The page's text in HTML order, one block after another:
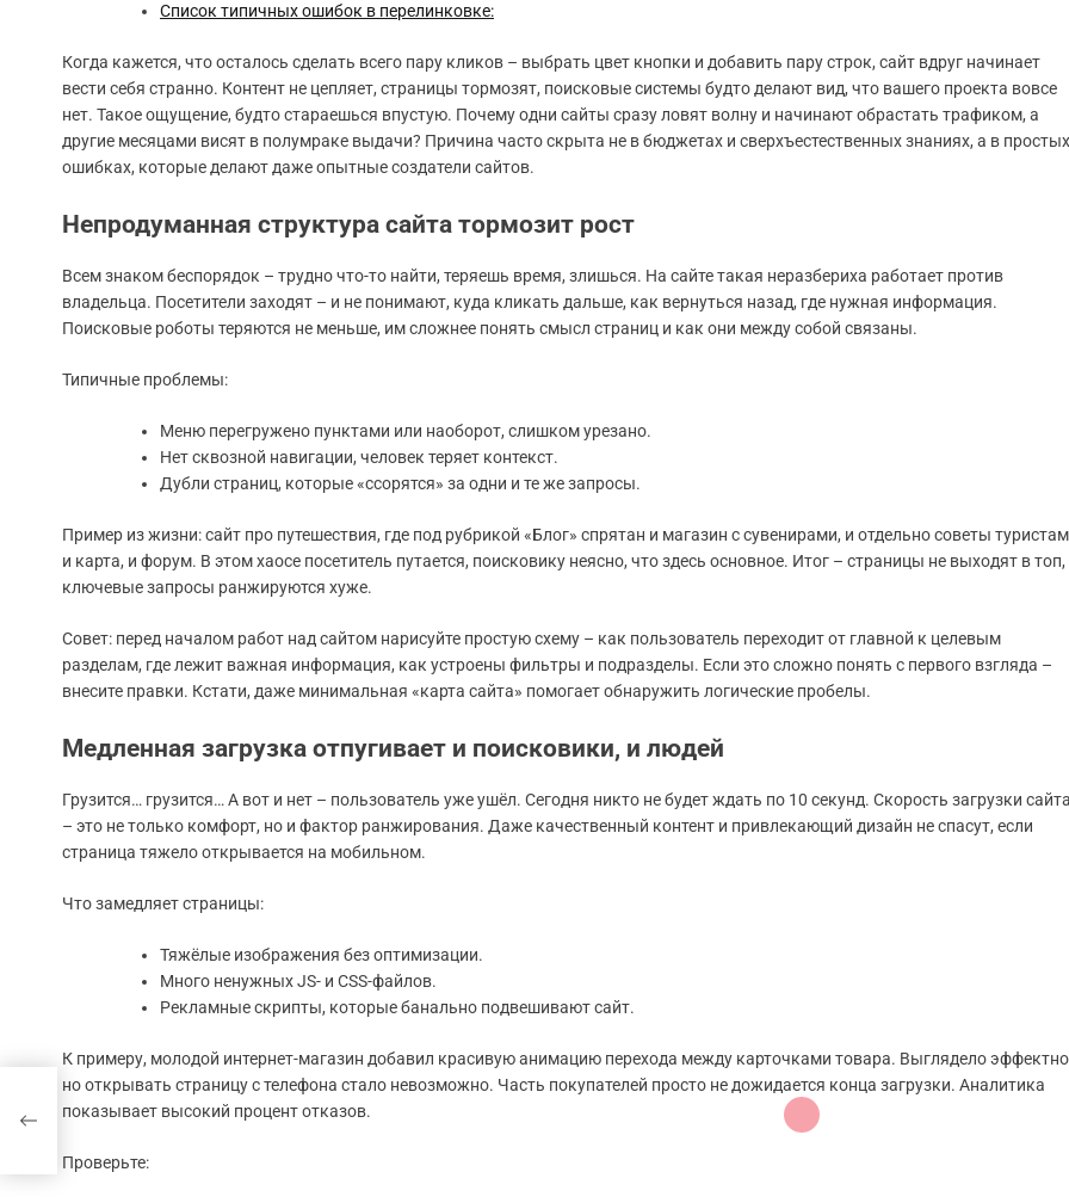
Список типичных ошибок в перелинковке:
Когда кажется, что осталось сделать всего пару кликов – выбрать цвет кнопки и добавить пару строк, сайт вдруг начинает
вести себя странно. Контент не цепляет, страницы тормозят, поисковые системы будто делают вид, что вашего проекта вовсе
нет. Такое ощущение, будто стараешься впустую. Почему одни сайты сразу ловят волну и начинают обрастать трафиком, а
другие месяцами висят в полумраке выдачи? Причина часто скрыта не в бюджетах и сверхъестественных знаниях, а в простых
ошибках, которые делают даже опытные создатели сайтов.
Непродуманная структура сайта тормозит рост
Всем знаком беспорядок – трудно что-то найти, теряешь время, злишься. На сайте такая неразбериха работает против
владельца. Посетители заходят – и не понимают, куда кликать дальше, как вернуться назад, где нужная информация.
Поисковые роботы теряются не меньше, им сложнее понять смысл страниц и как они между собой связаны.
Типичные проблемы:
Меню перегружено пунктами или наоборот, слишком урезано.
Нет сквозной навигации, человек теряет контекст.
Дубли страниц, которые «ссорятся» за одни и те же запросы.
Пример из жизни: сайт про путешествия, где под рубрикой «Блог» спрятан и магазин с сувенирами, и отдельно советы
и карта, и форум. В этом хаосе посетитель путается, поисковику неясно, что здесь основное. Итог – страницы не выходят в топ,
ключевые запросы ранжируются хуже.
Совет: перед началом работ над сайтом нарисуйте простую схему – как пользователь переходит от главной к целевым
разделам, где лежит важная информация, как устроены фильтры и подразделы. Если это сложно понять с первого взгляда –
внесите правки. Кстати, даже минимальная «карта сайта» помогает обнаружить логические пробелы.
Медленная загрузка отпугивает и поисковики, и людей
Грузится… грузится… А вот и нет – пользователь уже ушёл. Сегодня никто не будет ждать по 10 секунд. Скорость загрузки
– это не только комфорт, но и фактор ранжирования. Даже качественный контент и привлекающий дизайн не спасут, если
страница тяжело открывается на мобильном.
Что замедляет страницы:
Тяжёлые изображения без оптимизации.
Много ненужных JS- и CSS-файлов.
Рекламные скрипты, которые банально подвешивают сайт.
К примеру, молодой интернет-магазин добавил красивую анимацию перехода между карточками товара. Выглядело
но открывать страницу с телефона стало невозможно. Часть покупателей просто не дожидается конца загрузки. Аналитика
показывает высокий процент отказов.
Проверьте: